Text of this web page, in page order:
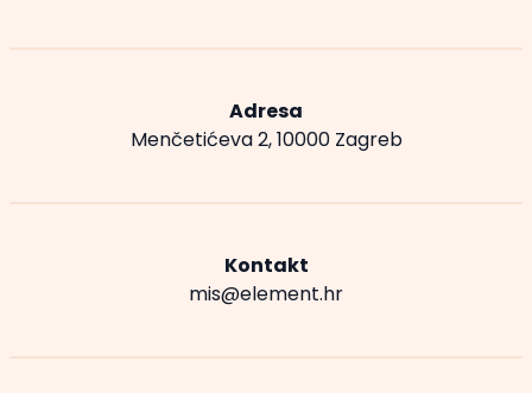
Adresa
Menčetićeva 2, 10000 Zagreb
Kontakt
mis@element.hr